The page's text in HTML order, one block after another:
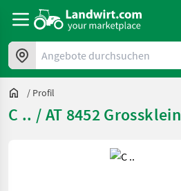
Angebote durchsuchen
/ Profil
C .. / AT 8452 Grossklein